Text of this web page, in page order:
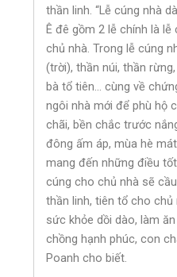
thần linh. “Lễ cúng nhà
Ê đê gồm 2 lễ chính là
chủ nhà. Trong lễ cúng
(trời), thần núi, thần
bà tổ tiên… cùng về
ngôi nhà mới để phù hộ
chãi, bền chắc trước
đông ấm áp, mùa hè
mang đến những điều
cúng cho chủ nhà sẽ
thần linh, tiên tổ cho
sức khỏe dồi dào, làm
chồng hạnh phúc, con
Poanh cho biết.